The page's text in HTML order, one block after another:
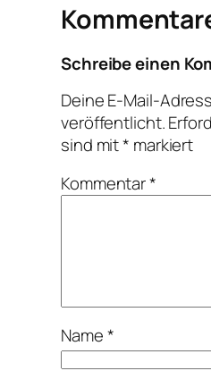
Schreibe einen
Deine E-Mail-
veröffentlicht.
sind mit* markiert
Kommentar*
Name*